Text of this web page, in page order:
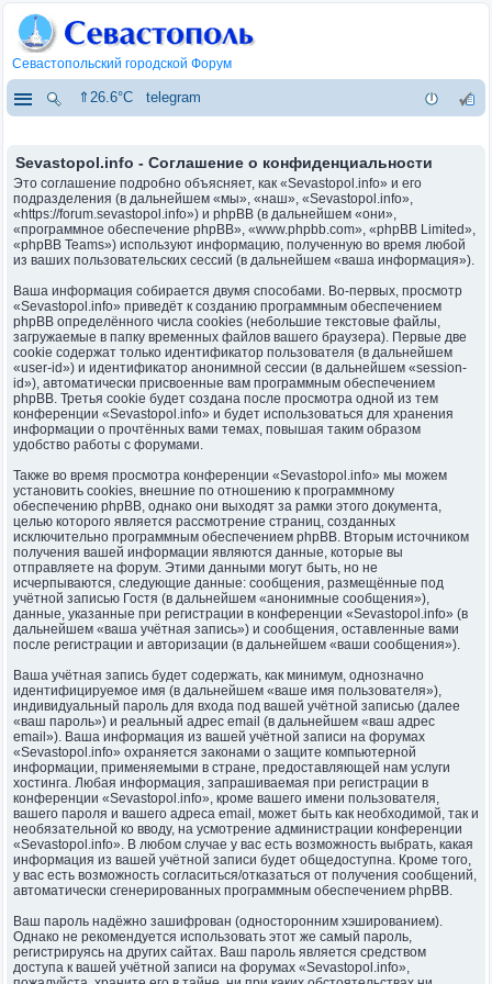
Севастопольский городской Форум
⇑26.6°C telegram
Sevastopol.info - Соглашение о конфиденциальности
Это соглашение подробно объясняет, как «Sevastopol.info» и его
подразделения (в дальнейшем «мы», «наш», «Sevastopol.info»,
«https://forum.sevastopol.info») и phpBB (в дальнейшем «они»,
«программное обеспечение phpBB», «www.phpbb.com», «phpBB Limited»,
«phpBB Teams») используют информацию, полученную во время любой
из ваших пользовательских сессий (в дальнейшем «ваша информация»).
Ваша информация собирается двумя способами. Во-первых, просмотр
«Sevastopol.info» приведёт к созданию программным обеспечением
phpBB определённого числа cookies (небольшие текстовые файлы,
загружаемые в папку временных файлов вашего браузера). Первые две
cookie содержат только идентификатор пользователя (в дальнейшем
«user-id») и идентификатор анонимной сессии (в дальнейшем «session-
id»), автоматически присвоенные вам программным обеспечением
phpBB. Третья cookie будет создана после просмотра одной из тем
конференции «Sevastopol.info» и будет использоваться для хранения
информации о прочтённых вами темах, повышая таким образом
удобство работы с форумами.
Также во время просмотра конференции «Sevastopol.info» мы можем
установить cookies, внешние по отношению к программному
обеспечению phpBB, однако они выходят за рамки этого документа,
целью которого является рассмотрение страниц, созданных
исключительно программным обеспечением phpBB. Вторым источником
получения вашей информации являются данные, которые вы
отправляете на форум. Этими данными могут быть, но не
исчерпываются, следующие данные: сообщения, размещённые под
учётной записью Гостя (в дальнейшем «анонимные сообщения»),
данные, указанные при регистрации в конференции «Sevastopol.info» (в
дальнейшем «ваша учётная запись») и сообщения, оставленные вами
после регистрации и авторизации (в дальнейшем «ваши сообщения»).
Ваша учётная запись будет содержать, как минимум, однозначно
идентифицируемое имя (в дальнейшем «ваше имя пользователя»),
индивидуальный пароль для входа под вашей учётной записью (далее
«ваш пароль») и реальный адрес email (в дальнейшем «ваш адрес
email»). Ваша информация из вашей учётной записи на форумах
«Sevastopol.info» охраняется законами о защите компьютерной
информации, применяемыми в стране, предоставляющей нам услуги
хостинга. Любая информация, запрашиваемая при регистрации в
конференции «Sevastopol.info», кроме вашего имени пользователя,
вашего пароля и вашего адреса email, может быть как необходимой, так и
необязательной ко вводу, на усмотрение администрации конференции
«Sevastopol.info». В любом случае у вас есть возможность выбрать, какая
информация из вашей учётной записи будет общедоступна. Кроме того,
у вас есть возможность согласиться/отказаться от получения сообщений,
автоматически сгенерированных программным обеспечением phpBB.
Ваш пароль надёжно зашифрован (односторонним хэшированием).
Однако не рекомендуется использовать этот же самый пароль,
регистрируясь на других сайтах. Ваш пароль является средством
доступа к вашей учётной записи на форумах «Sevastopol.info»,